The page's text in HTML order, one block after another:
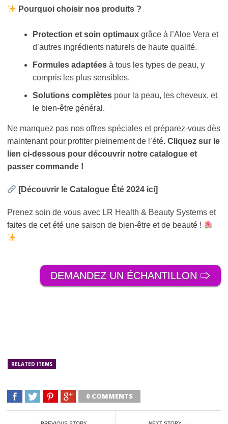
Pourquoi choisir nos produits ?
Protection et soin optimaux grâce à l’Aloe Vera et
d’autres ingrédients naturels de haute qualité.
Formules adaptées à tous les types de peau, y
compris les plus sensibles.
Solutions complètes pour la peau, les cheveux, et
le bien-être général.
Ne manquez pas nos offres spéciales et préparez-vous dès
maintenant pour profiter pleinement de l’été. Cliquez sur le
lien ci-dessous pour découvrir notre catalogue et
passer commande !
[Découvrir le Catalogue Été 2024 ici]
Prenez soin de vous avec LR Health & Beauty Systems et
faites de cet été une saison de bien-être et de beauté !
DEMANDEZ UN ÉCHANTILLON 🢥
RELATED ITEMS
0 COMMENTS